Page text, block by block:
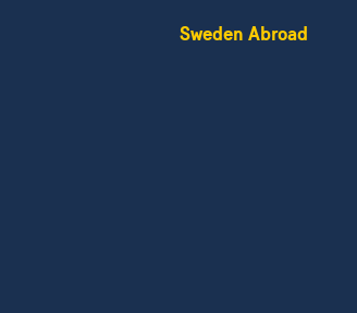
Sweden Abroad